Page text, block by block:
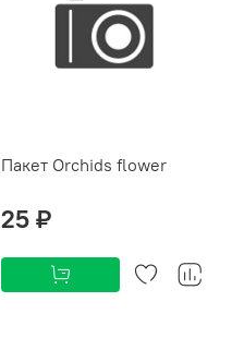
Пакет Orchids flower
25 ₽